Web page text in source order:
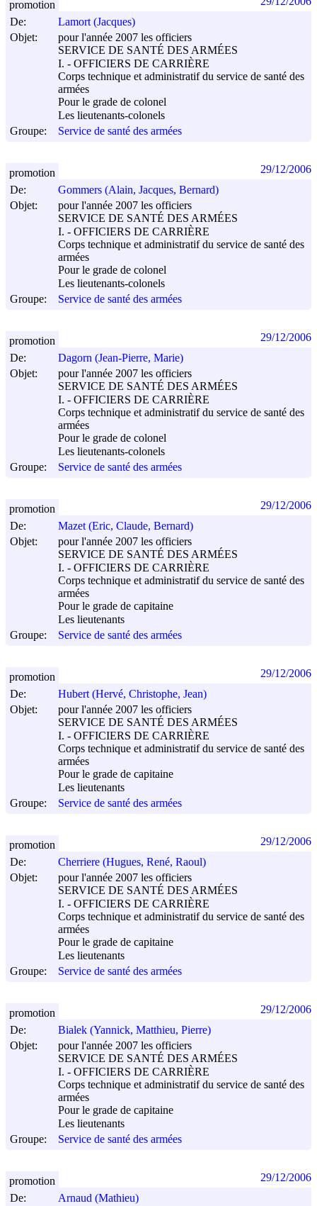
De:
Lamort (Jacques)
Objet:
pour l'année 2007 les officiers
SERVICE DE SANTÉ DES ARMÉES
I. - OFFICIERS DE CARRIÈRE
Corps technique et administratif du service de santé des
armées
Pour le grade de colonel
Les lieutenants-colonels
Groupe:
Service de santé des armées
promotion
De:
Gommers (Alain, Jacques, Bernard)
Objet:
pour l'année 2007 les officiers
SERVICE DE SANTÉ DES ARMÉES
I. - OFFICIERS DE CARRIÈRE
Corps technique et administratif du service de santé des
armées
Pour le grade de colonel
Les lieutenants-colonels
Groupe:
Service de santé des armées
promotion 29/12/2006
De:
Dagorn (Jean-Pierre, Marie)
Objet:
pour l'année 2007 les officiers
SERVICE DE SANTÉ DES ARMÉES
I. - OFFICIERS DE CARRIÈRE
Corps technique et administratif du service de santé des
armées
Pour le grade de colonel
Les lieutenants-colonels
Groupe:
Service de santé des armées
promotion 29/12/2006
De:
Mazet (Eric, Claude, Bernard)
Objet:
pour l'année 2007 les officiers
SERVICE DE SANTÉ DES ARMÉES
I. - OFFICIERS DE CARRIÈRE
Corps technique et administratif du service de santé des
armées
Pour le grade de capitaine
Les lieutenants
Groupe:
Service de santé des armées
promotion 29/12/2006
De:
Hubert (Hervé, Christophe, Jean)
Objet:
pour l'année 2007 les officiers
SERVICE DE SANTÉ DES ARMÉES
I. - OFFICIERS DE CARRIÈRE
Corps technique et administratif du service de santé des
armées
Pour le grade de capitaine
Les lieutenants
Groupe:
Service de santé des armées
promotion 29/12/2006
De:
Cherriere (Hugues, René, Raoul)
Objet:
pour l'année 2007 les officiers
SERVICE DE SANTÉ DES ARMÉES
I. - OFFICIERS DE CARRIÈRE
Corps technique et administratif du service de santé des
armées
Pour le grade de capitaine
Les lieutenants
Groupe:
Service de santé des armées
promotion 29/12/2006
De:
Bialek (Yannick, Matthieu, Pierre)
Objet:
pour l'année 2007 les officiers
SERVICE DE SANTÉ DES ARMÉES
I. - OFFICIERS DE CARRIÈRE
Corps technique et administratif du service de santé des
armées
Pour le grade de capitaine
Les lieutenants
Groupe:
Service de santé des armées
promotion 29/12/2006
De:
Arnaud (Mathieu)
promotion 29/12/2006